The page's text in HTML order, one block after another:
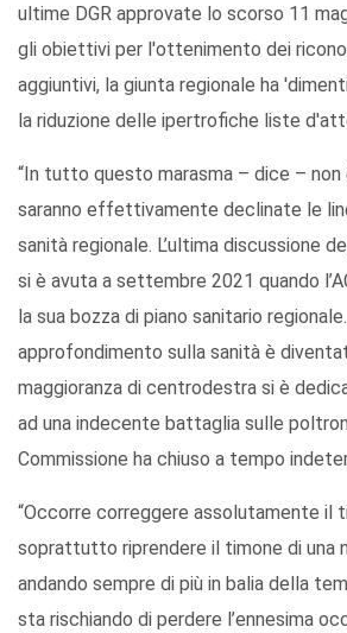
ultime DGR approvate lo scorso 11
gli obiettivi per l'ottenimento dei
aggiuntivi, la giunta regionale ha
la riduzione delle ipertrofiche liste
“In tutto questo marasma – dice –
saranno effettivamente declinate le
sanità regionale. L’ultima discussione
si è avuta a settembre 2021 quando
la sua bozza di piano sanitario
approfondimento sulla sanità è
maggioranza di centrodestra si è
ad una indecente battaglia sulle
Commissione ha chiuso a tempo
“Occorre correggere assolutamente il
soprattutto riprendere il timone di una
andando sempre di più in balia della
sta rischiando di perdere l’ennesima